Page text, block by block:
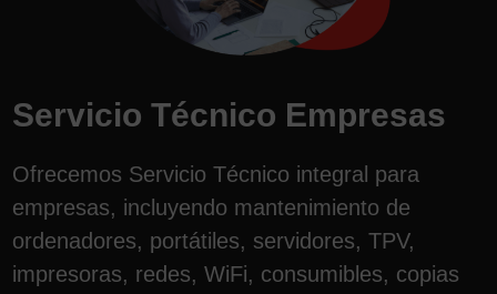
Servicio Técnico Empresas
Ofrecemos Servicio Técnico integral para
empresas, incluyendo mantenimiento de
ordenadores, portátiles, servidores, TPV,
impresoras, redes, WiFi, consumibles, copias